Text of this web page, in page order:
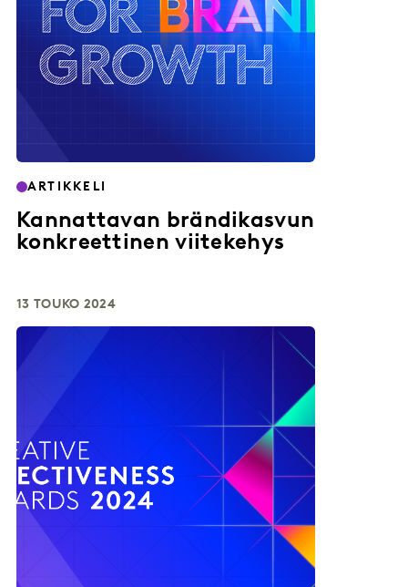
ARTIKKELI
Kannattavan brändikasvun
konkreettinen viitekehys
13 TOUKO 2024